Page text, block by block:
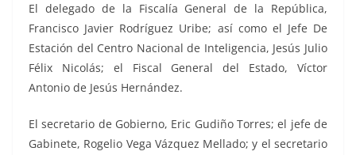
El delegado de la Fiscalía General de la República,
Francisco Javier Rodríguez Uribe; así como el Jefe De
Estación del Centro Nacional de Inteligencia, Jesús Julio
Félix Nicolás; el Fiscal General del Estado, Víctor
Antonio de Jesús Hernández.
El secretario de Gobierno, Eric Gudiño Torres; el jefe de
Gabinete, Rogelio Vega Vázquez Mellado; y el secretario